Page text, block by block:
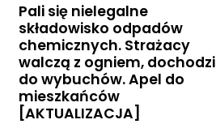
Pali się nielegalne
składowisko odpadów
chemicznych. Strażacy
walczą z ogniem, dochodzi
do wybuchów. Apel do
mieszkańców
[AKTUALIZACJA]